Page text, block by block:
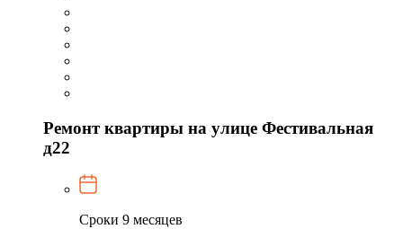
Ремонт квартиры на улице Фестивальная
д22
Сроки 9 месяцев